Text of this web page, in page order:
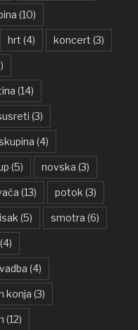
(10)
hrt (4) koncert (3)
(14)
(3)
(4)
(5) novska (3)
(13) potok (3)
(5) smotra (6)
(4)
(4)
konja (3)
(12)